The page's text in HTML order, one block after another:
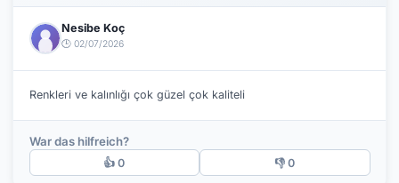
Nesibe Koç
🕒 02/07/2026
Renkleri ve kalınlığı çok güzel çok kaliteli
War das hilfreich?
👍 0 👎 0